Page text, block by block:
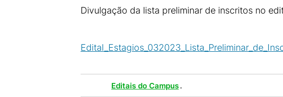
Divulgação da lista preliminar de inscritos no
Editais do Campus.